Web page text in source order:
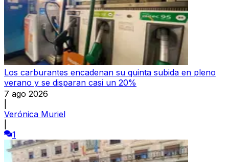
Los carburantes encadenan su quinta subida en pleno
verano y se disparan casi un 20%
7 ago 2026
Verónica Muriel
1